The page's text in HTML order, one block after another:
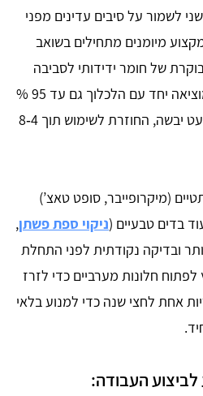
לשמור על סיבים עדינים מפני
מיומנים מתחילים בשואב
של חומר ידידותי לסביבה
ומסיימים בשאיבה רטובה המוציאה יחד עם הלכלוך גם עד 95 %
מהלחות. התוצאה - ספה כמעט יבשה, החוזרת לשימוש תוך 4‑8
(מיקרופייבר, סופט טאצ’)
בדים טבעיים (ניקוי ספת פשתן,
ובדיקה נקודתית לפני התחלת
לפתוח חלונות מערביים כדי לזרז
אחת לחצי שנה כדי למנוע בלאי
העבודה: